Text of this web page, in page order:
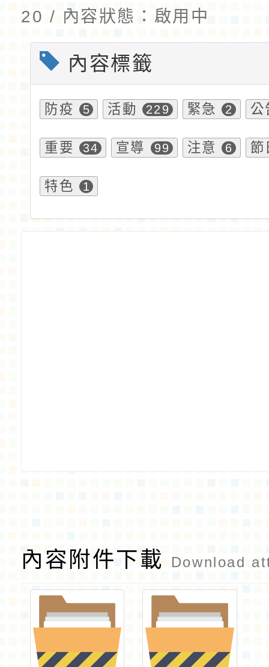
20 / 內容狀態：啟用中
內容標籤
防疫 5 活動 229 緊急 2 公
重要 34 宣導 99 注意 6 節
特色 1
內容附件下載 Download